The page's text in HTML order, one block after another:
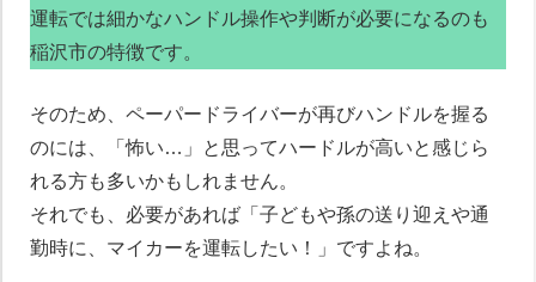
運転では細かなハンドル操作や判断が必要になるのも
稲沢市の特徴です。
そのため、ペーパードライバーが再びハンドルを握る
のには、「怖い…」と思ってハードルが高いと感じら
れる方も多いかもしれません。
それでも、必要があれば「子どもや孫の送り迎えや通
勤時に、マイカーを運転したい！」ですよね。